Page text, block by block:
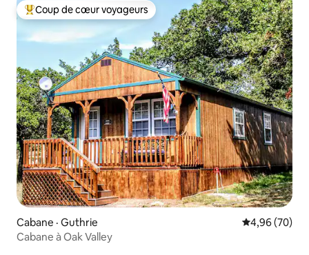
Coup de cœur voyageurs parmi les plus aimés
Coup de cœur voyageurs
Cabane · Guthrie Note
4,96 (70)
Cabane à Oak Valley